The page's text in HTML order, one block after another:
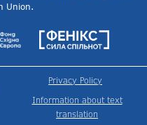
Union.
Privacy Policy
Information about text
translation